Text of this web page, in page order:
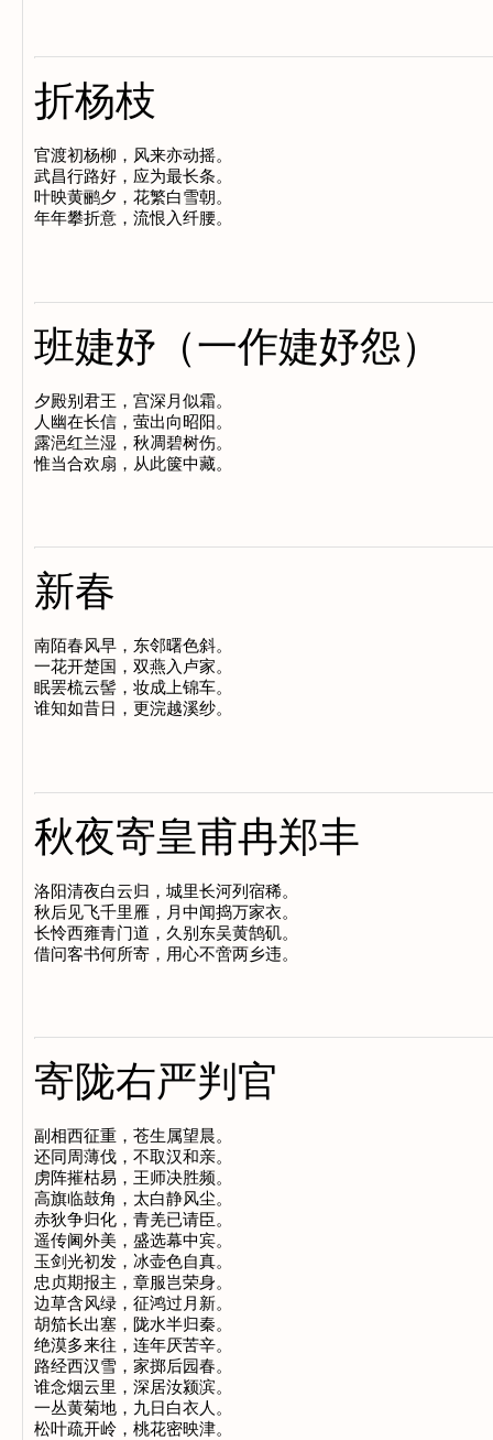
折杨枝
官渡初杨柳，风来亦动摇。
武昌行路好，应为最长条。
叶映黄鹂夕，花繁白雪朝。
班婕妤（一作婕妤怨）
夕殿别君王，宫深月似霜。
人幽在长信，萤出向昭阳。
露浥红兰湿，秋凋碧树伤。
新春
南陌春风早，东邻曙色斜。
一花开楚国，双燕入卢家。
眠罢梳云髻，妆成上锦车。
秋夜寄皇甫冉郑丰
洛阳清夜白云归，城里长河列宿稀。
秋后见飞千里雁，月中闻捣万家衣。
长怜西雍青门道，久别东吴黄鹄矶。
寄陇右严判官
副相西征重，苍生属望晨。
还同周薄伐，不取汉和亲。
虏阵摧枯易，王师决胜频。
高旗临鼓角，太白静风尘。
赤狄争归化，青羌已请臣。
遥传阃外美，盛选幕中宾。
玉剑光初发，冰壶色自真。
忠贞期报主，章服岂荣身。
边草含风绿，征鸿过月新。
胡笳长出塞，陇水半归秦。
绝漠多来往，连年厌苦辛。
路经西汉雪，家掷后园春。
谁念烟云里，深居汝颍滨。
一丛黄菊地，九日白衣人。
松叶疏开岭，桃花密映津。